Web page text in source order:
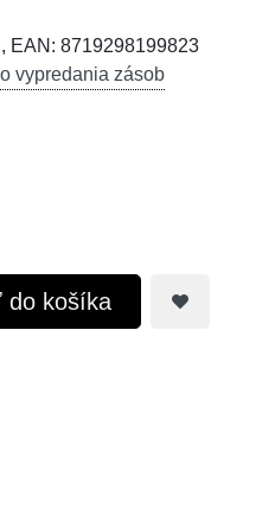
EAN: 8719298199823
vypredania zásob
do košíka